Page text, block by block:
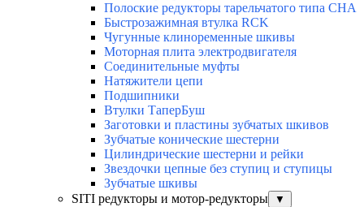
Полоские редукторы тарельчатого типа CHA
Быстрозажимная втулка RCK
Чугунные клиноременные шкивы
Моторная плита электродвигателя
Соединительные муфты
Натяжители цепи
Подшипники
Втулки ТаперБуш
Заготовки и пластины зубчатых шкивов
Зубчатые конические шестерни
Цилиндрические шестерни и рейки
Звездочки цепные без ступиц и ступицы
Зубчатые шкивы
SITI редукторы и мотор-редукторы
▼